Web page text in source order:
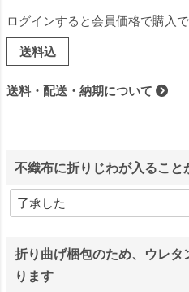
ログインすると会員価格で購入
送料込
送料・配送・納期について
不織布に折りじわが入ること
折り曲げ梱包のため、ウレ
ります